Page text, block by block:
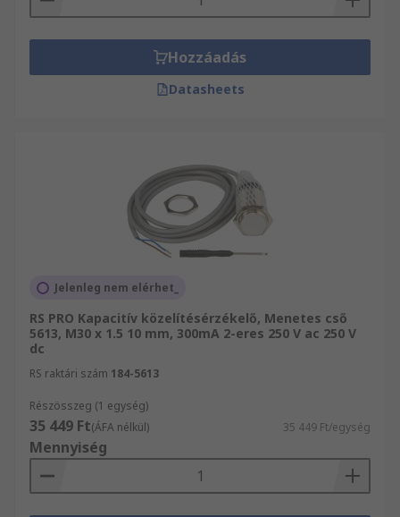
Hozzáadás
Datasheets
Jelenleg nem elérhet_
RS PRO Kapacitív közelítésérzékelő, Menetes cső
5613, M30 x 1.5 10 mm, 300mA 2-eres 250 V ac 250 V
dc
RS raktári szám 184-5613
Részösszeg (1 egység)
35 449 Ft(ÁFA nélkül) 35 449 Ft/egység
Mennyiség